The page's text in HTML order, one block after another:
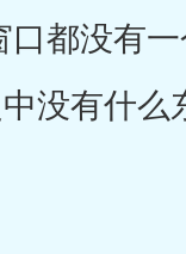
都没有一
没有什